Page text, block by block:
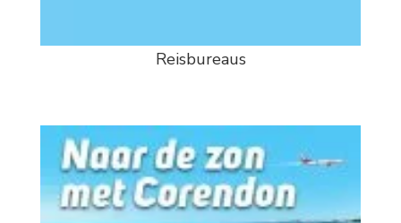
Reisbureaus